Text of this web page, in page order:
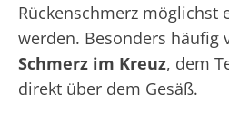
Rückenschmerz möglichst
werden. Besonders häufig
Schmerz im Kreuz, dem
direkt über dem Gesäß.